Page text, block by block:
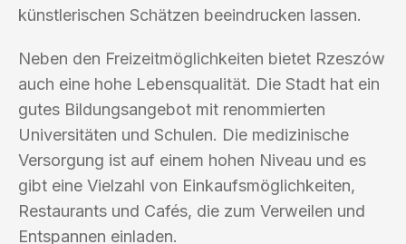
künstlerischen Schätzen beeindrucken lassen.
Neben den Freizeitmöglichkeiten bietet Rzeszów
auch eine hohe Lebensqualität. Die Stadt hat ein
gutes Bildungsangebot mit renommierten
Universitäten und Schulen. Die medizinische
Versorgung ist auf einem hohen Niveau und es
gibt eine Vielzahl von Einkaufsmöglichkeiten,
Restaurants und Cafés, die zum Verweilen und
Entspannen einladen.